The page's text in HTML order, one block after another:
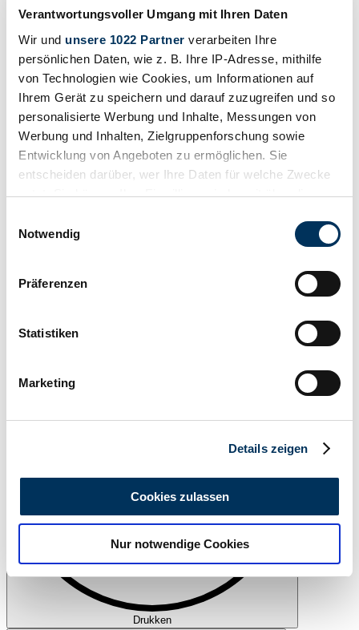
Verantwortungsvoller Umgang mit Ihren Daten
Wir und unsere 1022 Partner verarbeiten Ihre
persönlichen Daten, wie z. B. Ihre IP-Adresse, mithilfe
von Technologien wie Cookies, um Informationen auf
Ihrem Gerät zu speichern und darauf zuzugreifen und so
personalisierte Werbung und Inhalte, Messungen von
Werbung und Inhalten, Zielgruppenforschung sowie
Entwicklung von Angeboten zu ermöglichen. Sie
entscheiden darüber, wer Ihre Daten für welche Zwecke
nutzt. Sie können Ihre Einwilligung jederzeit über die
Trigger Symbol ändern oder widerrufen
Informationen über Ihre geografische Lage
können
bestimmten Merkmalen (Fingerprinting) identifizieren
Erfahren Sie mehr darüber, wie Ihre persönlichen Daten
analysieren. Außerdem geben wir Informationen zu Ihrer
Verwendung unserer Website an unsere Partner für
soziale Medien, Werbung und Analysen weiter. Unsere
Partner führen diese Informationen möglicherweise mit
weiteren Daten zusammen, die Sie ihnen bereitgestellt
haben oder die sie im Rahmen Ihrer Nutzung der Dienste
Notwendig
Präferenzen
Statistiken
Marketing
Details zeigen
Cookies zulassen
Nur notwendige Cookies
Verkoper
Drukken